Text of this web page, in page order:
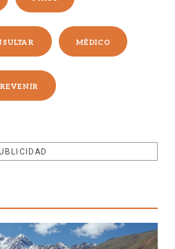
MÉDICO